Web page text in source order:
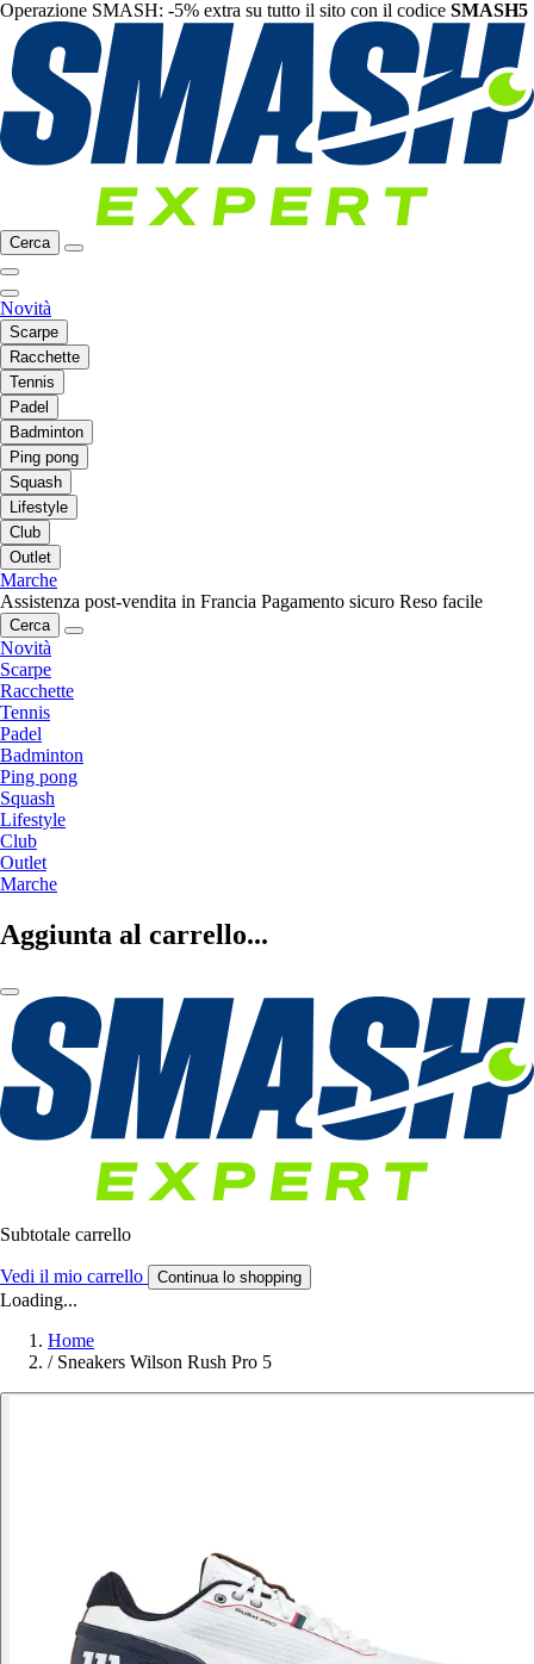
Operazione SMASH: -5% extra su tutto il sito con il codice SMASH5
Cerca
Novità
Scarpe
Racchette
Tennis
Padel
Badminton
Ping pong
Squash
Lifestyle
Club
Outlet
Marche
Assistenza post-vendita in Francia Pagamento sicuro Reso facile
Cerca
Novità
Scarpe
Racchette
Tennis
Padel
Badminton
Ping pong
Squash
Lifestyle
Club
Outlet
Marche
Aggiunta al carrello...
Subtotale carrello
Vedi il mio carrello Continua lo shopping
Loading...
Home
/ Sneakers Wilson Rush Pro 5